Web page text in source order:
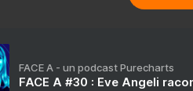
FACE A - un podcast Purecharts
FACE A #30 : Eve Angeli